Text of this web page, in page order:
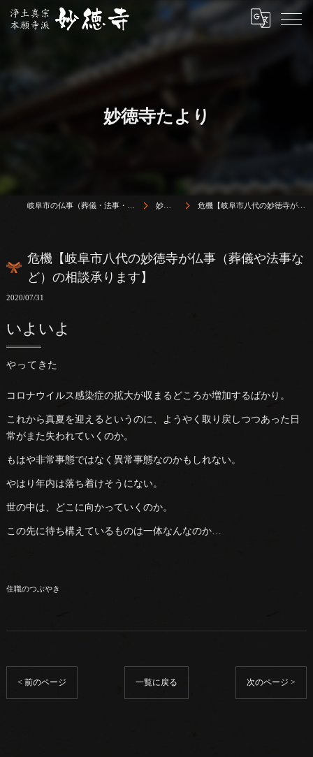
妙徳寺たより
妙徳寺たより 危機【岐阜市八代の妙徳寺が仏事（葬儀や法事など）の相談承ります】
危機【岐阜市八代の妙徳寺が仏事（葬儀や法事な
ど）の相談承ります】
2020/07/31
やってきた
いよいよ
コロナウイルス感染症の拡大が収まるどころか増加するばかり。
これから真夏を迎えるというのに、ようやく取り戻しつつあった日
常がまた失われていくのか。
もはや非常事態ではなく異常事態なのかもしれない。
やはり年内は落ち着けそうにない。
世の中は、どこに向かっていくのか。
この先に待ち構えているものは一体なんなのか…
住職のつぶやき
< 前のページ 一覧に戻る 次のページ >